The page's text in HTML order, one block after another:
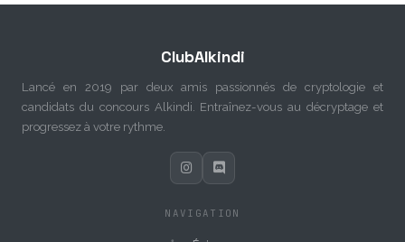
ClubAlkindi
Lancé en 2019 par deux amis passionnés de cryptologie et
candidats du concours Alkindi. Entraînez-vous au décryptage et
progressez à votre rythme.
NAVIGATION